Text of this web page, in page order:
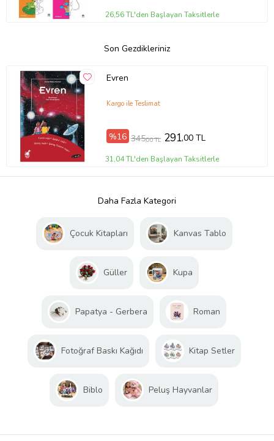
26,56 TL'den Başlayan Taksitlerle
Son Gezdikleriniz
Evren
Kargo ile Teslimat
%16 345,00 TL 291,00 TL
31,04 TL'den Başlayan Taksitlerle
Daha Fazla Kategori
Çocuk Kitapları Kanvas Tablo
Güller Kupa
Papatya - Gerbera Roman
Fotoğraf Baskı Kağıdı Kitap Setler
Biblo Peluş Hayvanlar